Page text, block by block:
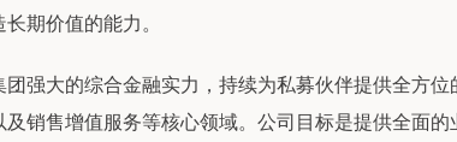
期价值的能力。
大的综合金融实力，持续为私募伙伴提供全方位
销售增值服务等核心领域。公司目标是提供全面的